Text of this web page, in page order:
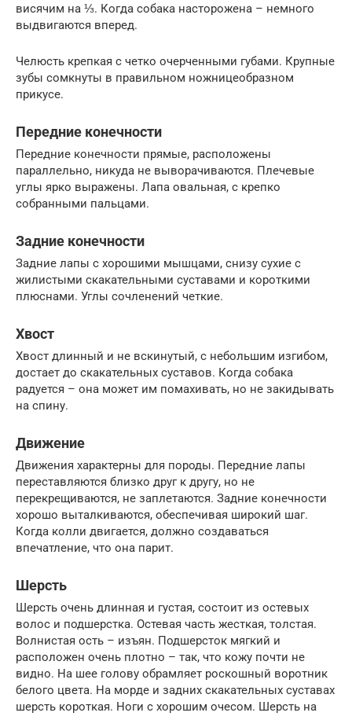
висячим на ⅓. Когда собака насторожена – немного
выдвигаются вперед.
Челюсть крепкая с четко очерченными губами. Крупные
зубы сомкнуты в правильном ножницеобразном
прикусе.
Передние конечности
Передние конечности прямые, расположены
параллельно, никуда не выворачиваются. Плечевые
углы ярко выражены. Лапа овальная, с крепко
собранными пальцами.
Задние конечности
Задние лапы с хорошими мышцами, снизу сухие с
жилистыми скакательными суставами и короткими
плюснами. Углы сочленений четкие.
Хвост
Хвост длинный и не вскинутый, с небольшим изгибом,
достает до скакательных суставов. Когда собака
радуется – она может им помахивать, но не закидывать
на спину.
Движение
Движения характерны для породы. Передние лапы
переставляются близко друг к другу, но не
перекрещиваются, не заплетаются. Задние конечности
хорошо выталкиваются, обеспечивая широкий шаг.
Когда колли двигается, должно создаваться
впечатление, что она парит.
Шерсть
Шерсть очень длинная и густая, состоит из остевых
волос и подшерстка. Остевая часть жесткая, толстая.
Волнистая ость – изъян. Подшерсток мягкий и
расположен очень плотно – так, что кожу почти не
видно. На шее голову обрамляет роскошный воротник
белого цвета. На морде и задних скакательных суставах
шерсть короткая. Ноги с хорошим очесом. Шерсть на